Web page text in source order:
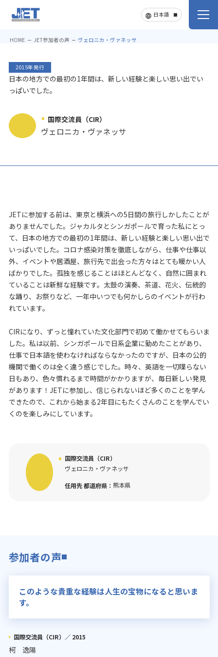
HOME JET参加者の声 ヴェロニカ・ヴァネッサ
2015年発行
日本の地方での最初の1年間は、新しい経験と楽しい思い出でい
っぱいでした。
国際交流員（CIR）
ヴェロニカ・ヴァネッサ
JETに参加する前は、東京と横浜への5日間の旅行しかしたことが
ありませんでした。ジャカルタとシンガポールで育った私にとっ
て、日本の地方での最初の1年間は、新しい経験と楽しい思い出で
いっぱいでした。コロナ感染対策を徹底しながら、仕事や仕事以
外、イベントや居酒屋、旅行先で出会った方々はとても暖かい人
ばかりでした。孤独を感じることはほとんどなく、自然に囲まれ
ていることは新鮮な経験です。太鼓の演奏、茶道、花火、伝統的
な踊り、お祭りなど、一年中いつでも何かしらのイベントが行わ
れています。
CIRになり、ずっと憧れていた文化部門で初めて働かせてもらいま
した。私は以前、シンガポールで日系企業に勤めたことがあり、
仕事で日本語を使わなければならなかったのですが、日本の公的
機関で働くのは全く違う感じでした。時々、英語を一切喋らない
日もあり、色々慣れるまで時間がかかりますが、毎日新しい発見
があります！JETに参加し、信じられないほど多くのことを学ん
できたので、これから始まる2年目にもたくさんのことを学んでい
くのを楽しみにしています。
国際交流員（CIR）
ヴェロニカ・ヴァネッサ
任用先 都道府県： 熊本県
参加者の声
このような貴重な経験は人生の宝物になると思いま
す。
国際交流員（CIR）／ 2015
柯 逸陽